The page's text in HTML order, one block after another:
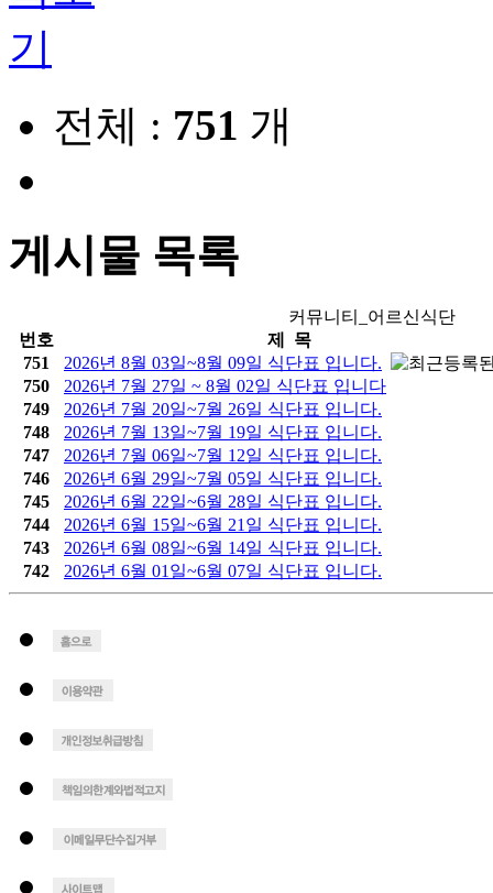
전체 : 751 개
게시물 목록
커뮤니티_어르신식단
번호
제 목
751
2026년 8월 03일~8월 09일 식단표 입니다.
750
2026년 7월 27일 ~ 8월 02일 식단표 입니다
749
2026년 7월 20일~7월 26일 식단표 입니다.
748
2026년 7월 13일~7월 19일 식단표 입니다.
747
2026년 7월 06일~7월 12일 식단표 입니다.
746
2026년 6월 29일~7월 05일 식단표 입니다.
745
2026년 6월 22일~6월 28일 식단표 입니다.
744
2026년 6월 15일~6월 21일 식단표 입니다.
743
2026년 6월 08일~6월 14일 식단표 입니다.
742
2026년 6월 01일~6월 07일 식단표 입니다.